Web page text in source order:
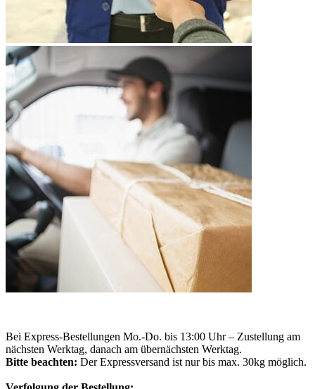
Bei Express-Bestellungen Mo.-Do. bis 13:00 Uhr – Zustellung am
nächsten Werktag, danach am übernächsten Werktag.
Bitte beachten: Der Expressversand ist nur bis max. 30kg möglich.